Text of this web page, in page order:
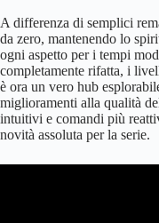
A differenza di semplici
da zero, mantenendo lo
ogni aspetto per i tempi
completamente rifatta, i
è ora un vero hub
miglioramenti alla qualità
intuitivi e comandi più
novità assoluta per la serie.